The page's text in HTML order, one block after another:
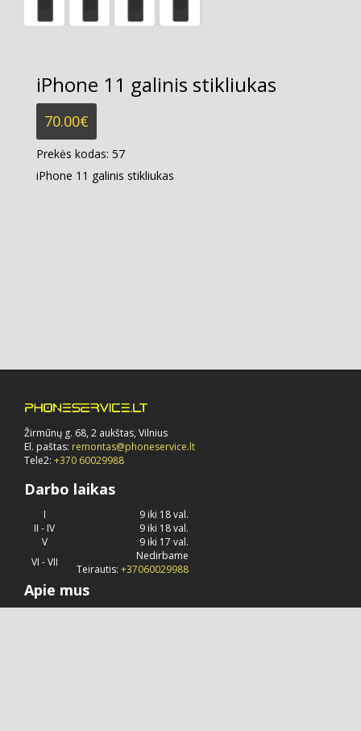
iPhone 11 galinis stikliukas
70.00€
Prekės kodas: 57
iPhone 11 galinis stikliukas
Žirmūnų g. 68, 2 aukštas, Vilnius
El. paštas: remontas@phoneservice.lt
Tele2: +370 60029988
Darbo laikas
I
9 iki 18 val.
II - IV
9 iki 18 val.
V
9 iki 17 val.
VI - VII
Nedirbame
Teirautis: +37060029988
Apie mus